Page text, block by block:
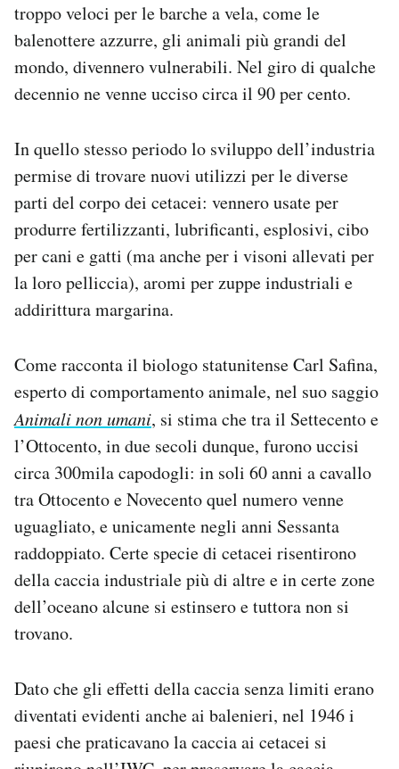
troppo veloci per le barche a vela, come le
balenottere azzurre, gli animali più grandi del
mondo, divennero vulnerabili. Nel giro di qualche
decennio ne venne ucciso circa il 90 per cento.
In quello stesso periodo lo sviluppo dell’industria
permise di trovare nuovi utilizzi per le diverse
parti del corpo dei cetacei: vennero usate per
produrre fertilizzanti, lubrificanti, esplosivi, cibo
per cani e gatti (ma anche per i visoni allevati per
la loro pelliccia), aromi per zuppe industriali e
addirittura margarina.
Come racconta il biologo statunitense Carl Safina,
esperto di comportamento animale, nel suo saggio
Animali non umani, si stima che tra il Settecento e
l’Ottocento, in due secoli dunque, furono uccisi
circa 300mila capodogli: in soli 60 anni a cavallo
tra Ottocento e Novecento quel numero venne
uguagliato, e unicamente negli anni Sessanta
raddoppiato. Certe specie di cetacei risentirono
della caccia industriale più di altre e in certe zone
dell’oceano alcune si estinsero e tuttora non si
trovano.
Dato che gli effetti della caccia senza limiti erano
diventati evidenti anche ai balenieri, nel 1946 i
paesi che praticavano la caccia ai cetacei si